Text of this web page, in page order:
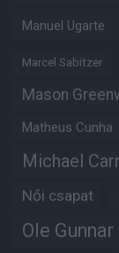
Manuel Ugarte
Marcel Sabitzer
Mason
Matheus Cunha
Michael
Női csapat
Ole